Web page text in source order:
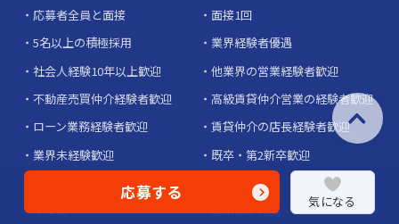
応募する 気になる
応募者全員と面接
面接1回
5名以上の積極採用
業界経験者優遇
社会人経験10年以上歓迎
他業界の営業経験者歓迎
不動産売買仲介経験者歓迎
高級賃貸仲介営業の経験者歓迎
ローン業務経験者歓迎
賃貸仲介の店長経験者歓迎
業界未経験歓迎
既卒・第2新卒歓迎
年俸制
成果給が充実